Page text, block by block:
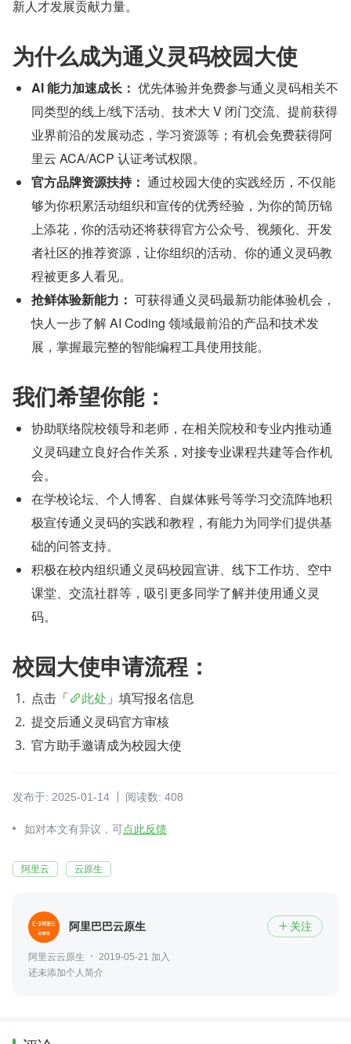
新人才发展贡献力量。
为什么成为通义灵码校园大使
AI 能力加速成长： 优先体验并免费参与通义灵码相关不
同类型的线上/线下活动、技术大 V 闭门交流、提前获得
业界前沿的发展动态，学习资源等；有机会免费获得阿
里云 ACA/ACP 认证考试权限。
官方品牌资源扶持： 通过校园大使的实践经历，不仅能
够为你积累活动组织和宣传的优秀经验，为你的简历锦
上添花，你的活动还将获得官方公众号、视频化、开发
者社区的推荐资源，让你组织的活动、你的通义灵码教
程被更多人看见。
抢鲜体验新能力： 可获得通义灵码最新功能体验机会，
快人一步了解 AI Coding 领域最前沿的产品和技术发
展，掌握最完整的智能编程工具使用技能。
我们希望你能：
协助联络院校领导和老师，在相关院校和专业内推动通
义灵码建立良好合作关系，对接专业课程共建等合作机
会。
在学校论坛、个人博客、自媒体账号等学习交流阵地积
极宣传通义灵码的实践和教程，有能力为同学们提供基
础的问答支持。
积极在校内组织通义灵码校园宣讲、线下工作坊、空中
课堂、交流社群等，吸引更多同学了解并使用通义灵
码。
校园大使申请流程：
点击「 此处 」填写报名信息
提交后通义灵码官方审核
官方助手邀请成为校园大使
发布于: 2025-01-14 阅读数: 408
如对本文有异议，可点此反馈
阿里云 云原生
阿里巴巴云原生  关注
阿里云云原生
2019-05-21 加入
还未添加个人简介